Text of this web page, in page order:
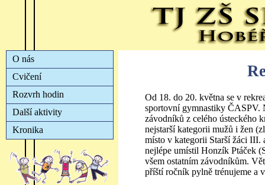
Od 18. do 20. května se v
sportovní gymnastiky ČASPV.
závodníků z celého ústeckého
nejstarší kategorii mužů i žen
místo v kategorii Starší žáci III.
nejlépe umístil Honzík Ptáček
všem ostatním závodníkům.
příští ročník pylně trénujeme a